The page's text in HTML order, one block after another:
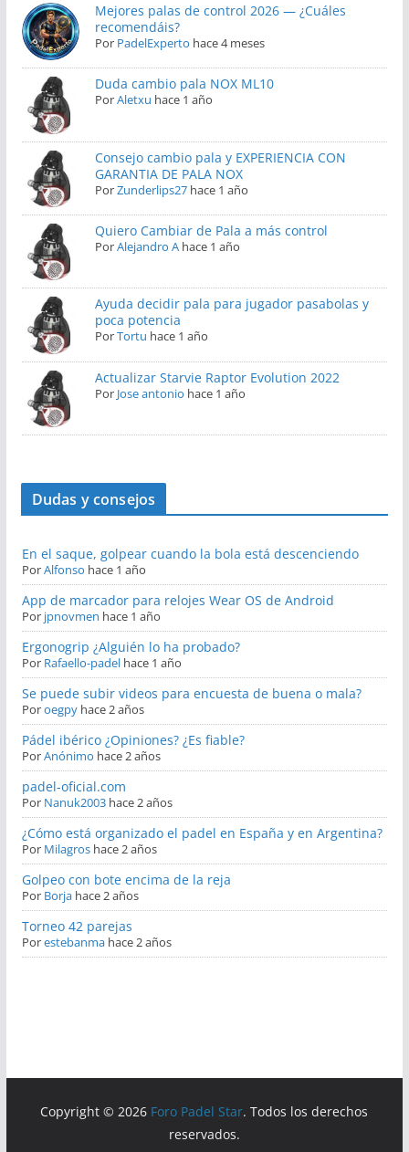
Mejores palas de control 2026 — ¿Cuáles
recomendáis?
Por PadelExperto hace 4 meses
Duda cambio pala NOX ML10
PorAletxu hace 1 año
Consejo cambio pala y EXPERIENCIA CON
GARANTIA DE PALA NOX
PorZunderlips27 hace 1 año
Quiero Cambiar de Pala a más control
PorAlejandro A hace 1 año
Ayuda decidir pala para jugador pasabolas y
poca potencia
PorTortu hace 1 año
Actualizar Starvie Raptor Evolution 2022
Por Jose antonio hace 1 año
Dudas y consejos
En el saque, golpear cuando la bola está descenciendo
PorAlfonso hace 1 año
App de marcador para relojes Wear OS de Android
Por jpnovmen hace 1 año
Ergonogrip ¿Alguién lo ha probado?
Por Rafaello-padel hace 1 año
Se puede subir videos para encuesta de buena o mala?
Poroegpy hace 2 años
Pádel ibérico ¿Opiniones? ¿Es fiable?
PorAnónimo hace 2 años
padel-oficial.com
Por Nanuk2003 hace 2 años
¿Cómo está organizado el padel en España y en Argentina?
Por Milagros hace 2 años
Golpeo con bote encima de la reja
Por Borja hace 2 años
Torneo 42 parejas
Porestebanma hace 2 años
Copyright © 2026 Foro Padel Star. Todos los derechos
reservados.